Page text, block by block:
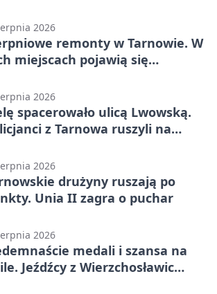
2026
remonty w Tarnowie. W
miejscach pojawią się
2026
spacerowało ulicą Lwowską.
z Tarnowa ruszyli na
2026
drużyny ruszają po
Unia II zagra o puchar
2026
medali i szansa na
Jeźdźcy z Wierzchosławic